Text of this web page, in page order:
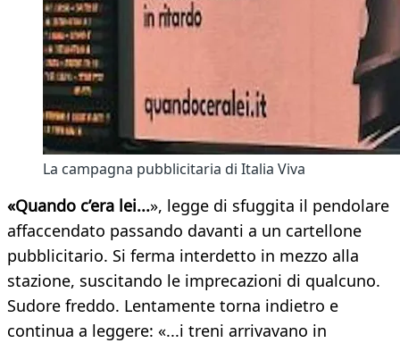
La campagna pubblicitaria di Italia Viva
«Quando c’era lei...», legge di sfuggita il pendolare
affaccendato passando davanti a un cartellone
pubblicitario. Si ferma interdetto in mezzo alla
stazione, suscitando le imprecazioni di qualcuno.
Sudore freddo. Lentamente torna indietro e
continua a leggere: «...i treni arrivavano in